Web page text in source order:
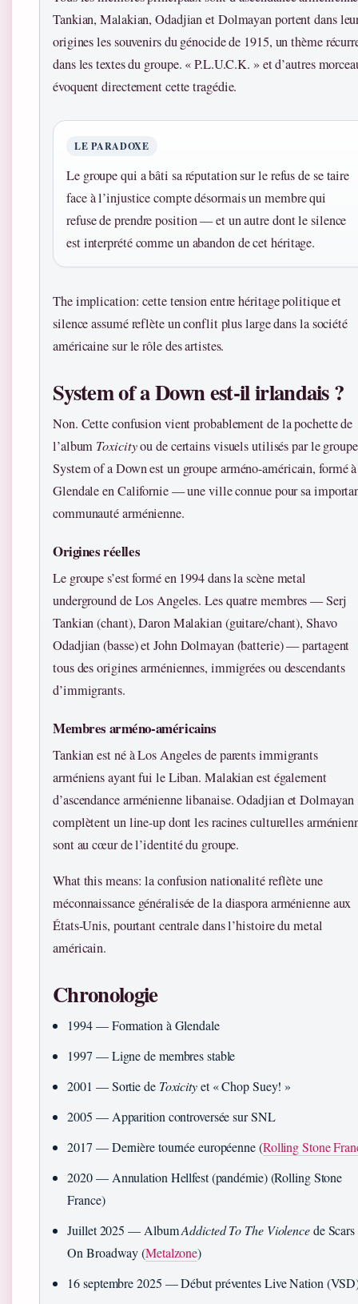
Tankian, Malakian, Odadjian et Dolmayan portent dans
origines les souvenirs du génocide de 1915, un thème
dans les textes du groupe. « P.L.U.C.K. » et d’autres
évoquent directement cette tragédie.
LE PARADOXE
Le groupe qui a bâti sa réputation sur le refus de se taire
face à l’injustice compte désormais un membre qui
refuse de prendre position — et un autre dont le silence
est interprété comme un abandon de cet héritage.
The implication: cette tension entre héritage politique et
silence assumé reflète un conflit plus large dans la société
américaine sur le rôle des artistes.
System of a Down est-il irlandais ?
Non. Cette confusion vient probablement de la pochette de
l’album Toxicityou de certains visuels utilisés par le
System of a Down est un groupe arméno-américain, formé à
Glendale en Californie — une ville connue pour sa
communauté arménienne.
Origines réelles
Le groupe s’est formé en 1994 dans la scène metal
underground de Los Angeles. Les quatre membres — Serj
Tankian (chant), Daron Malakian (guitare/chant), Shavo
Odadjian (basse) et John Dolmayan (batterie) — partagent
tous des origines arméniennes, immigrées ou descendants
d’immigrants.
Membres arméno-américains
Tankian est né à Los Angeles de parents immigrants
arméniens ayant fui le Liban. Malakian est également
d’ascendance arménienne libanaise. Odadjian et Dolmayan
complètent un line-up dont les racines culturelles
sont au cœur de l’identité du groupe.
What this means: la confusion nationalité reflète une
méconnaissance généralisée de la diaspora arménienne aux
États-Unis, pourtant centrale dans l’histoire du metal
américain.
Chronologie
1994— Formation à Glendale
1997 — Ligne de membres stable
2001 — Sortie de Toxicityet « Chop Suey! »
2005 — Apparition controversée sur SNL
2017 — Dernière tournée européenne (Rolling Stone
2020— Annulation Hellfest (pandémie) (Rolling Stone
France)
Juillet 2025 — AlbumAddicted To The Violencede Scars
On Broadway (Metalzone)
16 septembre 2025 — Début préventes Live Nation